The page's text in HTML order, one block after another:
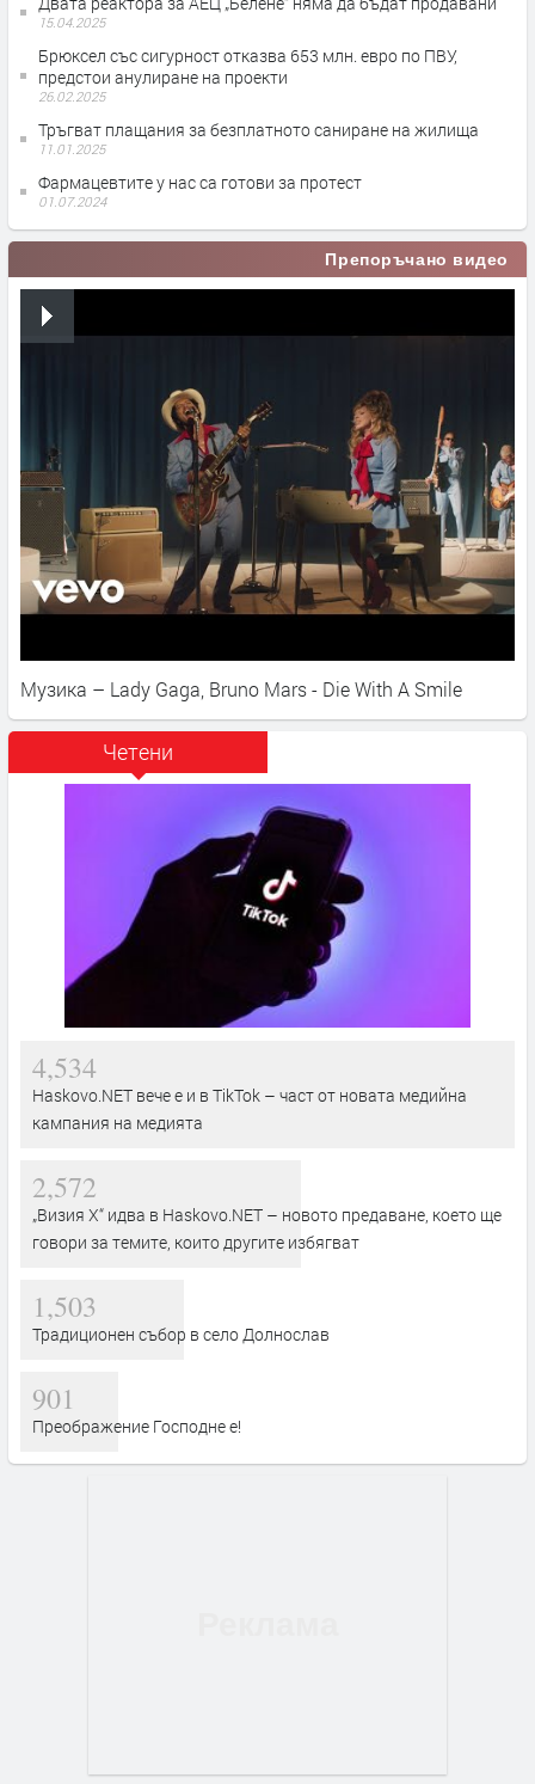
15.04.2025
Брюксел със сигурност отказва 653 млн. евро по ПВУ,
предстои анулиране на проекти
26.02.2025
Тръгват плащания за безплатното саниране на жилища
11.01.2025
Фармацевтите у нас са готови за протест
01.07.2024
Препоръчано видео
Музика – Lady Gaga, Bruno Mars - Die With A Smile
Четени
4,534
Haskovo.NET вече е и в TikTok – част от новата медийна
кампания на медията
2,572
„Визия Х“ идва в Haskovo.NET – новото предаване, което ще
говори за темите, които другите избягват
1,503
Традиционен събор в село Долнослав
901
Преображение Господне е!